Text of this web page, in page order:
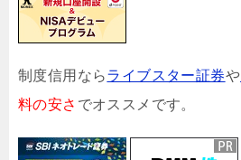
制度信用ならライブスター証券や
料の安さ でオススメです。